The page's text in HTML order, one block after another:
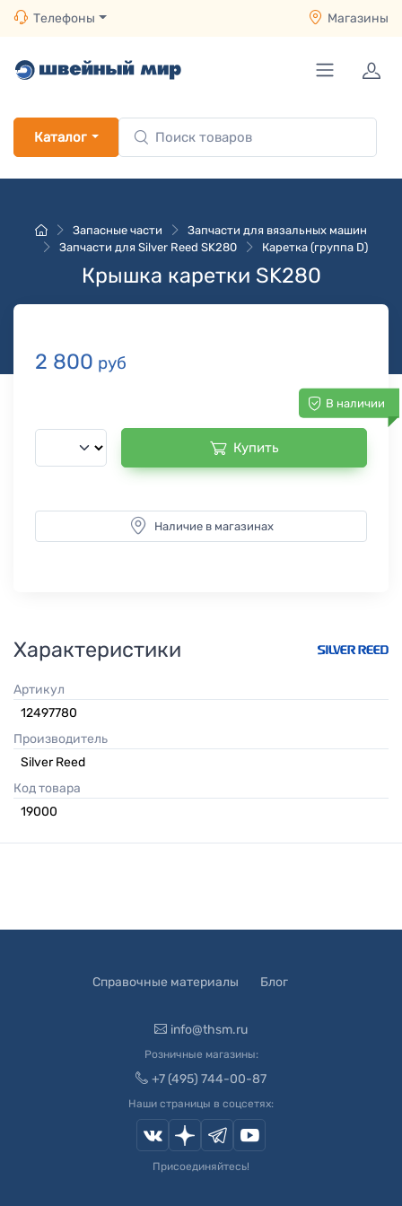
Телефоны Магазины
Каталог
Запасные части
Запчасти для вязальных машин
Запчасти для Silver Reed SK280
Каретка (группа D)
Крышка каретки SK280
2 800 руб
В наличии
Купить
Наличие в магазинах
Характеристики
Артикул
12497780
Производитель
Silver Reed
Код товара
19000
Справочные материалы Блог
info@thsm.ru
Розничные магазины:
+7 (495) 744-00-87
Наши страницы в соцсетях:
Присоединяйтесь!